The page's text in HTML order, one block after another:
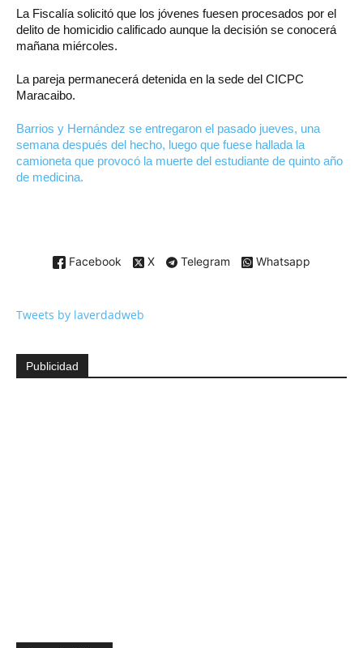
La Fiscalía solicitó que los jóvenes fuesen procesados por el
delito de homicidio calificado aunque la decisión se conocerá
mañana miércoles.
La pareja permanecerá detenida en la sede del CICPC
Maracaibo.
Barrios y Hernández se entregaron el pasado jueves, una
semana después del hecho, luego que fuese hallada la
camioneta que provocó la muerte del estudiante de quinto año
de medicina.
Facebook X Telegram Whatsapp
Tweets by laverdadweb
Publicidad